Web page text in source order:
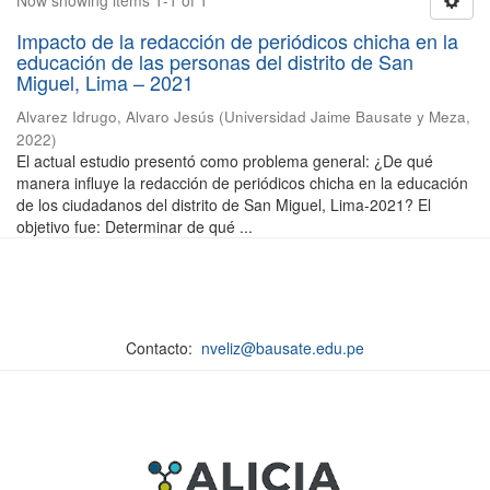
Impacto de la redacción de periódicos chicha en la
educación de las personas del distrito de San
Miguel, Lima – 2021
Alvarez Idrugo, Alvaro Jesús (Universidad Jaime Bausate y Meza,
2022)
El actual estudio presentó como problema general: ¿De qué
manera influye la redacción de periódicos chicha en la educación
de los ciudadanos del distrito de San Miguel, Lima-2021? El
objetivo fue: Determinar de qué ...
Contacto: nveliz@bausate.edu.pe